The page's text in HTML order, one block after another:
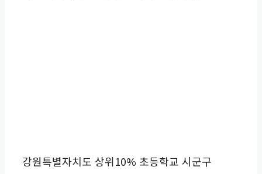
강원특별자치도 상위10% 초등학교 시군구